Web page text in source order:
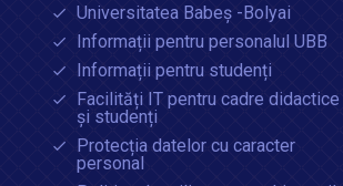
Universitatea Babeș -Bolyai
Informații pentru personalul UBB
Informații pentru studenți
Facilități IT pentru cadre didactice
și studenți
Protecția datelor cu caracter
personal